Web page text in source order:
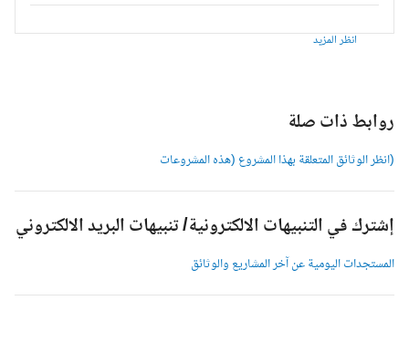
انظر المزيد
روابط ذات صلة
(انظر الوثائق المتعلقة بهذا المشروع (هذه المشروعات
إشترك في التنبيهات الالكترونية/ تنبيهات البريد الالكتروني
المستجدات اليومية عن آخر المشاريع والوثائق